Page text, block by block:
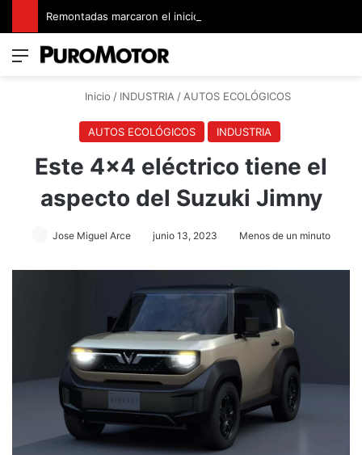
Menú
Inicio / INDUSTRIA/AUTOS ECOLÓGICOS
AUTOS ECOLÓGICOS INDUSTRIA
Este 4×4 eléctrico tiene el
aspecto del Suzuki Jimny
Jose Miguel Arce junio 13, 2023 Menos de un minuto